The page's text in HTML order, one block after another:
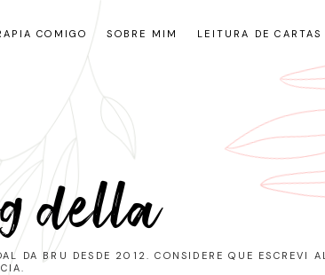
COMIGO SOBRE MIM LEITURA DE CARTAS
della
DA BRU DESDE 2012. CONSIDERE QUE ESCREVI